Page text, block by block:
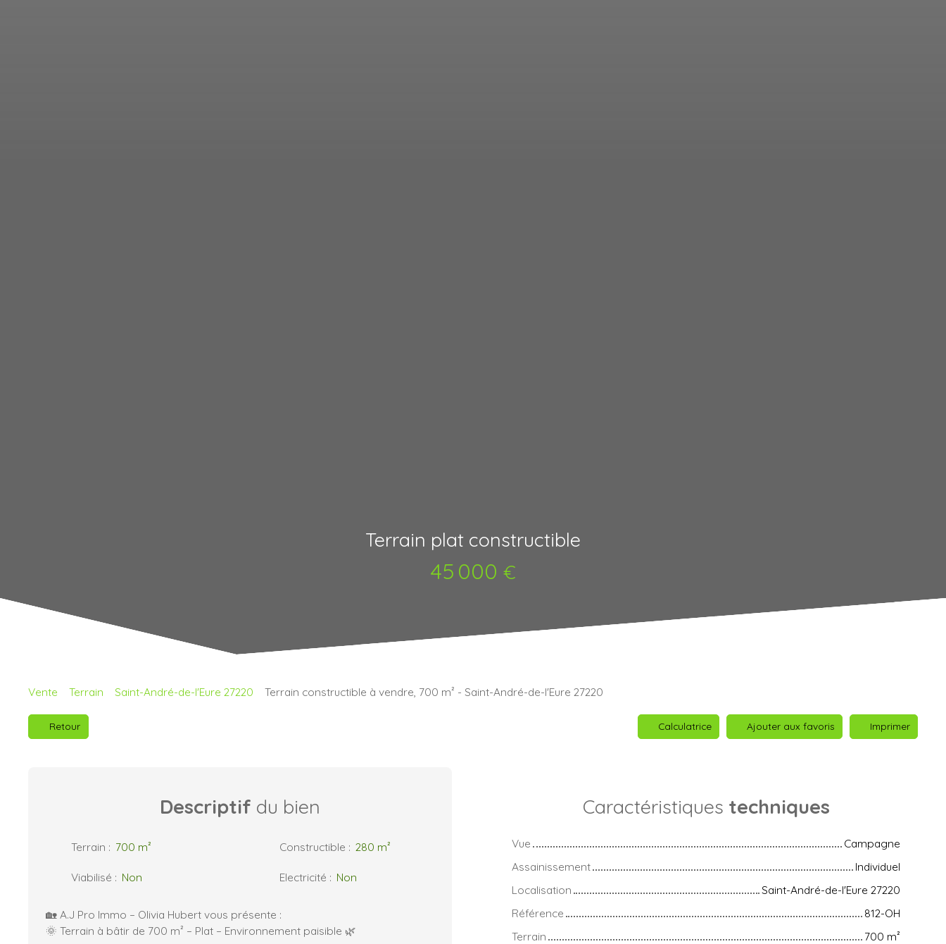
Terrain plat constructible
45 000 €
Vente Terrain Saint-André-de-l'Eure 27220 Terrain constructible à vendre, 700 m² - Saint-André-de-l'Eure 27220
Retour Calculatrice Ajouter aux favoris Imprimer
Descriptif du bien
Terrain : 700 m² Constructible : 280 m²
Viabilisé : Non Electricité : Non
🏡 A.J Pro Immo – Olivia Hubert vous présente :
🌞 Terrain à bâtir de 700 m² – Plat – Environnement paisible 🌿
Caractéristiques techniques
Vue
Campagne
Assainissement
Individuel
Localisation
Saint-André-de-l'Eure 27220
Référence
812-OH
Terrain
700 m²